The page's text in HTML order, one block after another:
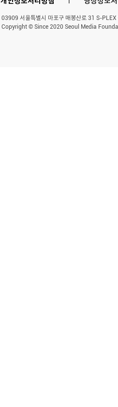
03909 서울특별시 마포구 매봉산로 31 S-
Copyright © Since 2020 Seoul Media